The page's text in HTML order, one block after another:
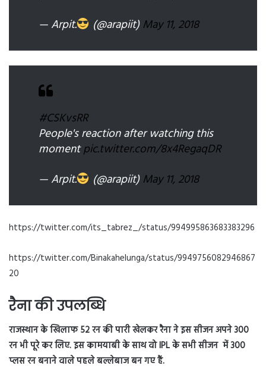
— Arpit.
(@arapiit)May 11, 2018
#CSKvsRR
People's reaction after watching this
momentpic.twitter.com/8x4RegaqDR
— Arpit.
(@arapiit)May 11, 2018
https://twitter.com/its_tabrez_/status/994995863683383296
https://twitter.com/Binakahelunga/status/9949756082946867
20
रैना की उपलब्धि
राजस्थान के खिलाफ 52 रन की पारी खेलकर रैना ने इस सीजन अपने 300
रन भी पूरे कर लिए. इस कामयाबी के साथ वो IPL के सभी सीजन में 300
प्लस रन बनाने वाले पहले बल्लेबाज बन गए हैं.